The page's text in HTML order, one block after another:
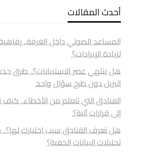
أحدث المقالات
المساعد الصوتي داخل الغرفة..
لزيادة الإيرادات؟
هل ينتهي عصر الاستبيانات؟.. طرق
النزيل دون طرح سؤال واحد
الفنادق التي تتعلم من الأخطاء..
إلى قرارات آلية؟
هل تعرف الفنادق سبب اختيارك
تحليلات البيانات الخفية؟